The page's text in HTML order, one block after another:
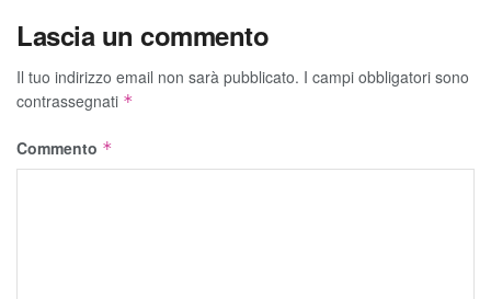
Lascia un commento
Il tuo indirizzo email non sarà pubblicato. I campi obbligatori sono
contrassegnati *
Commento *